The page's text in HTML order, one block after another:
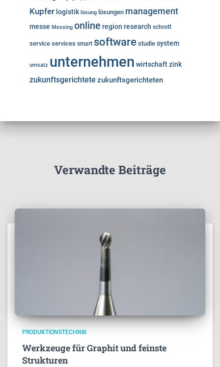
Kupfer logistik lösung lösungen management
messe Messing online region research schrott
service services smart software studie system
umsatz unternehmen wirtschaftzink
zukunftsgerichtete zukunftsgerichteten
Verwandte Beiträge
PRODUKTIONSTECHNIK
Werkzeuge für Graphit und feinste
Strukturen